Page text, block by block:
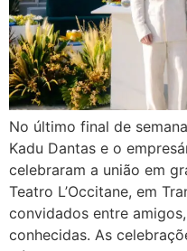
No último final de
Kadu Dantas e o
celebraram a união em
Teatro L’Occitane, em
convidados entre
conhecidas. As